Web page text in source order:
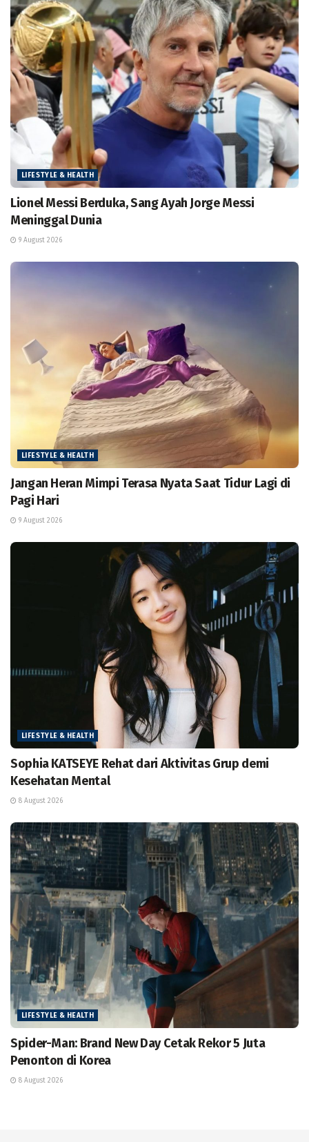
LIFESTYLE & HEALTH
Lionel Messi Berduka, Sang Ayah Jorge Messi
Meninggal Dunia
9 August 2026
LIFESTYLE & HEALTH
Jangan Heran Mimpi Terasa Nyata Saat Tidur Lagi di
Pagi Hari
9 August 2026
LIFESTYLE & HEALTH
Sophia KATSEYE Rehat dari Aktivitas Grup demi
Kesehatan Mental
8 August 2026
LIFESTYLE & HEALTH
Spider-Man: Brand New Day Cetak Rekor 5 Juta
Penonton di Korea
8 August 2026